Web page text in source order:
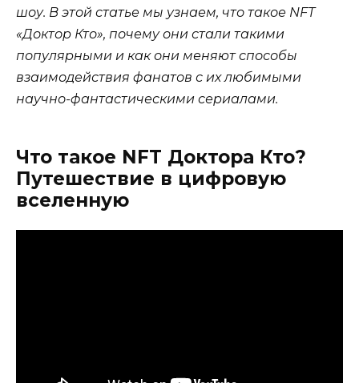
шоу. В этой статье мы узнаем, что такое NFT
«Доктор Кто», почему они стали такими
популярными и как они меняют способы
взаимодействия фанатов с их любимыми
научно-фантастическими сериалами.
Что такое NFT Доктора Кто?
Путешествие в цифровую
вселенную